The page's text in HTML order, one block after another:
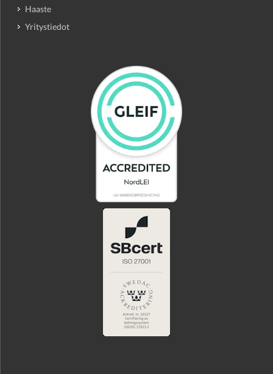
Haaste
Yritystiedot